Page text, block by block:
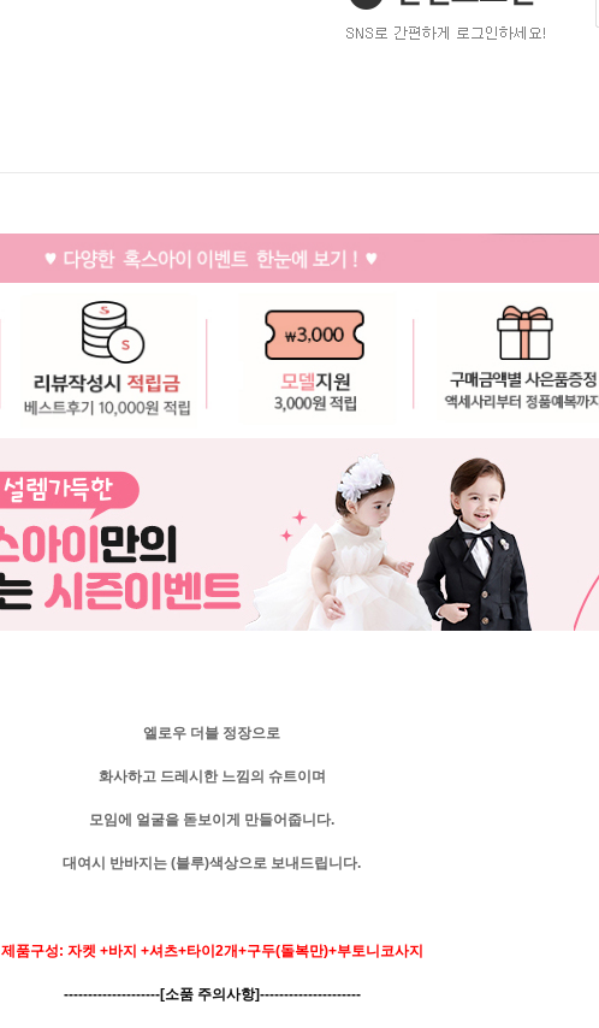
엘로우 더블 정장으로
화사하고 드레시한 느낌의 슈트이며
모임에 얼굴을 돋보이게 만들어줍니다.
대여시 반바지는 (블루)색상으로 보내드립니다.
제품구성: 자켓 +바지 +셔츠+타이2개+구두(돌복만)+부토니코사지
--------------------[소품 주의사항]---------------------